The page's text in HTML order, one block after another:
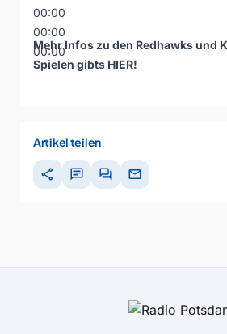
00:00
00:00
00:00
Mehr Infos zu den Redhawks und
Spielen gibts HIER!
Artikel teilen
share chat forum mail